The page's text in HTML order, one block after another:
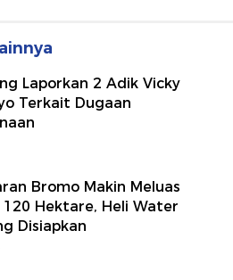
Laporkan 2 Adik Vicky
Terkait Dugaan
Bromo Makin Meluas
Hektare, Heli Water
Disiapkan